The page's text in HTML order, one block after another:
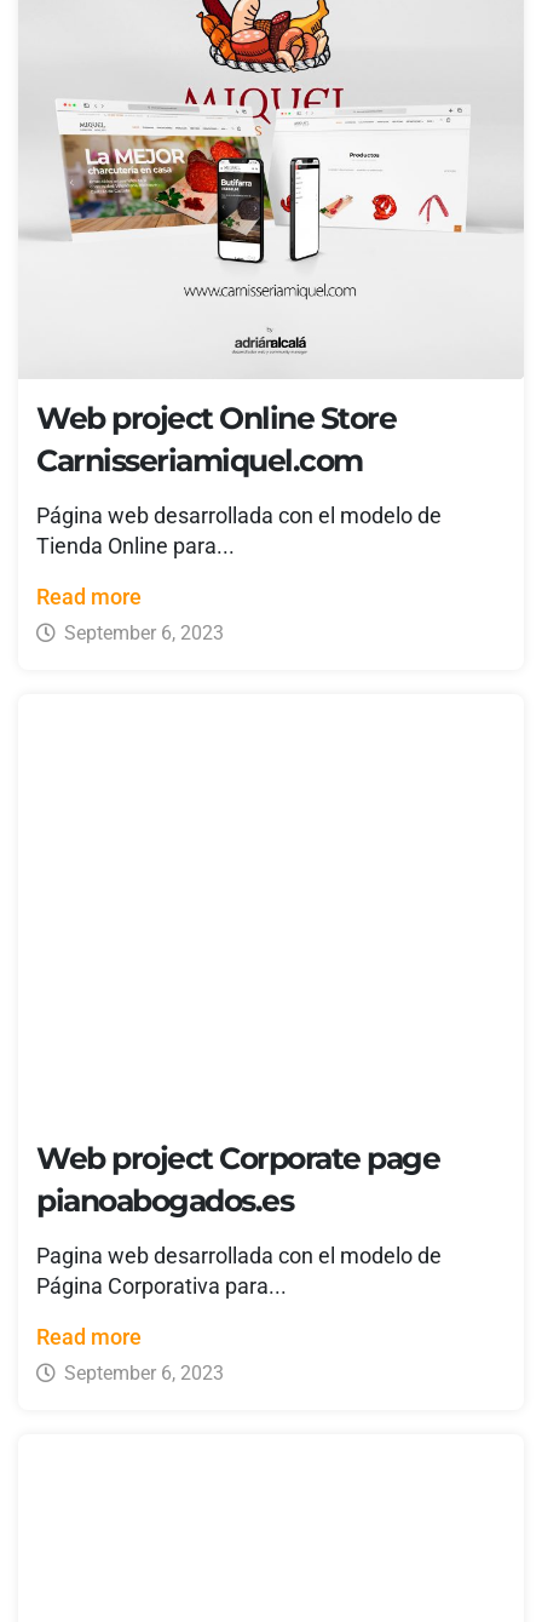
Web project Online Store
Carnisseriamiquel.com
Página web desarrollada con el modelo de
Tienda Online para...
Read more
September 6, 2023
Web project Corporate page
pianoabogados.es
Pagina web desarrollada con el modelo de
Página Corporativa para...
Read more
September 6, 2023